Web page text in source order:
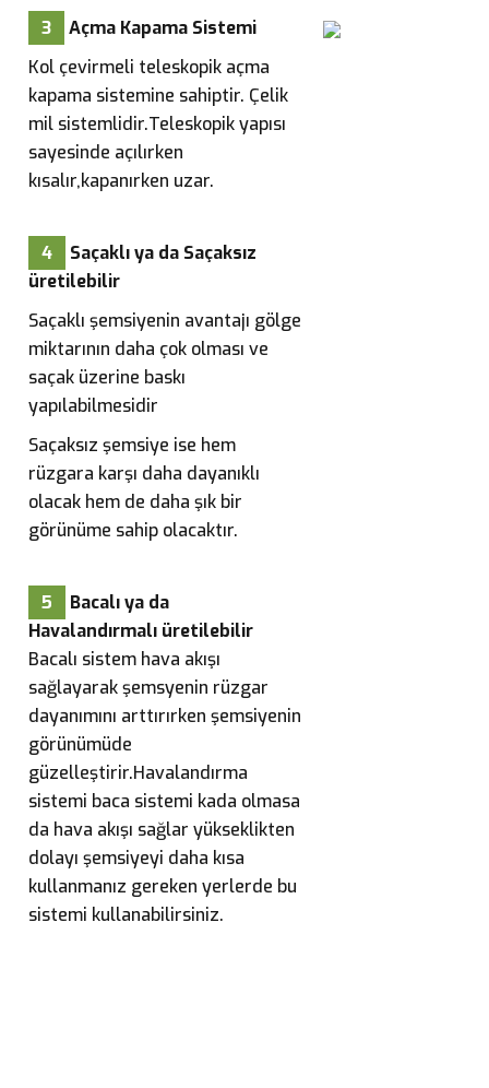
3
Açma Kapama Sistemi
Kol çevirmeli teleskopik açma
kapama sistemine sahiptir. Çelik
mil sistemlidir.Teleskopik yapısı
sayesinde açılırken
kısalır,kapanırken uzar.
4
Saçaklı ya da Saçaksız
üretilebilir
Saçaklı şemsiyenin avantajı gölge
miktarının daha çok olması ve
saçak üzerine baskı
yapılabilmesidir
Saçaksız şemsiye ise hem
rüzgara karşı daha dayanıklı
olacak hem de daha şık bir
görünüme sahip olacaktır.
5
Bacalı ya da
Havalandırmalı üretilebilir
Bacalı sistem hava akışı
sağlayarak şemsyenin rüzgar
dayanımını arttırırken şemsiyenin
görünümüde
güzelleştirir.Havalandırma
sistemi baca sistemi kada olmasa
da hava akışı sağlar yükseklikten
dolayı şemsiyeyi daha kısa
kullanmanız gereken yerlerde bu
sistemi kullanabilirsiniz.